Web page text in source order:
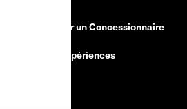
Devenir un Concessionnaire
BRP Expériences